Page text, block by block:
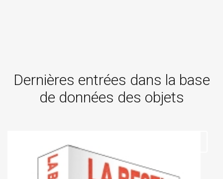
Dernières entrées dans la base
de données des objets